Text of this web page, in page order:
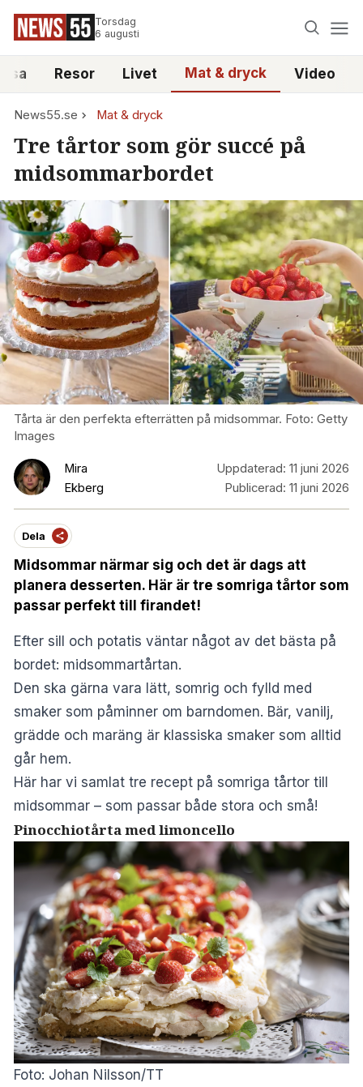
Torsdag
6 augusti
Resor Livet Mat & dryck Video
News55.se Mat & dryck
Tre tårtor som gör succé på
midsommarbordet
Tårta är den perfekta efterrätten på midsommar. Foto: Getty
Images
Mira
Ekberg
Uppdaterad: 11 juni 2026
Publicerad: 11 juni 2026
Dela
Midsommar närmar sig och det är dags att
planera desserten. Här är tre somriga tårtor som
passar perfekt till firandet!
Efter sill och potatis väntar något av det bästa på
bordet: midsommartårtan.
Den ska gärna vara lätt, somrig och fylld med
smaker som påminner om barndomen. Bär, vanilj,
grädde och maräng är klassiska smaker som alltid
går hem.
Här har vi samlat tre recept på somriga tårtor till
midsommar – som passar både stora och små!
Pinocchiotårta med limoncello
Foto: Johan Nilsson/TT